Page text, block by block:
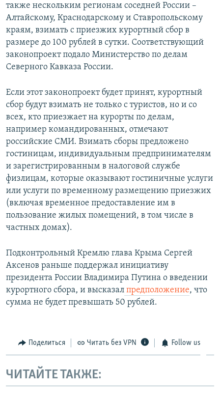
также нескольким регионам соседней России –
Алтайскому, Краснодарскому и Ставропольскому
краям, взимать с приезжих курортный сбор в
размере до 100 рублей в сутки. Соответствующий
законопроект подало Министерство по делам
Северного Кавказа России.
Если этот законопроект будет принят, курортный
сбор будут взимать не только с туристов, но и со
всех, кто приезжает на курорты по делам,
например командированных, отмечают
российские СМИ. Взимать сборы предложено
гостиницам, индивидуальным предпринимателям
и зарегистрированным в налоговой службе
физлицам, которые оказывают гостиничные услуги
или услуги по временному размещению приезжих
(включая временное предоставление им в
пользование жилых помещений, в том числе в
частных домах).
Подконтрольный Кремлю глава Крыма Сергей
Аксенов раньше поддержал инициативу
президента России Владимира Путина о введении
курортного сбора, и высказал предположение, что
сумма не будет превышать 50 рублей.
Поделиться Читать без VPN Follow us
ЧИТАЙТЕ ТАКЖЕ: